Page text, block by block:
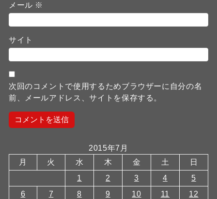
メール ※
サイト
次回のコメントで使用するためブラウザーに自分の名
前、メールアドレス、サイトを保存する。
2015年7月
月
火 水 木 金 土
日
1
2 3 4
5
6
7 8 9 10 11 12